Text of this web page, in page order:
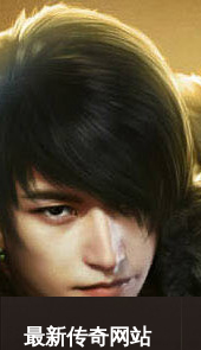
最新传奇网站